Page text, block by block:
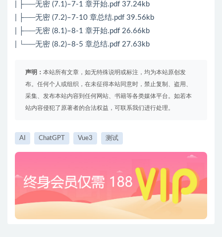
| ├──无密 (7.1)–7-1 章开始.pdf 37.24kb
| ├──无密 (7.2)–7-10 章总结.pdf 39.56kb
| ├──无密 (8.1)–8-1 章开始.pdf 26.66kb
| └──无密 (8.2)–8-5 章总结.pdf 27.63kb
声明： 本站所有文章，如无特殊说明或标注，均为本站原创发
布。任何个人或组织，在未征得本站同意时，禁止复制、盗用、
采集、发布本站内容到任何网站、书籍等各类媒体平台。如若本
站内容侵犯了原著者的合法权益，可联系我们进行处理。
AI ChatGPT Vue3 测试